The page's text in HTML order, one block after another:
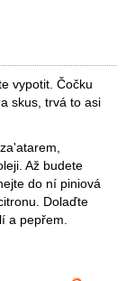
vypotit. Čočku
skus, trvá to asi
Až budete
do ní piniová
Dolaďte
a pepřem.